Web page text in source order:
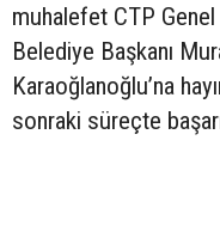
muhalefet CTP Genel
Belediye Başkanı
Karaoğlanoğlu’na
sonraki süreçte